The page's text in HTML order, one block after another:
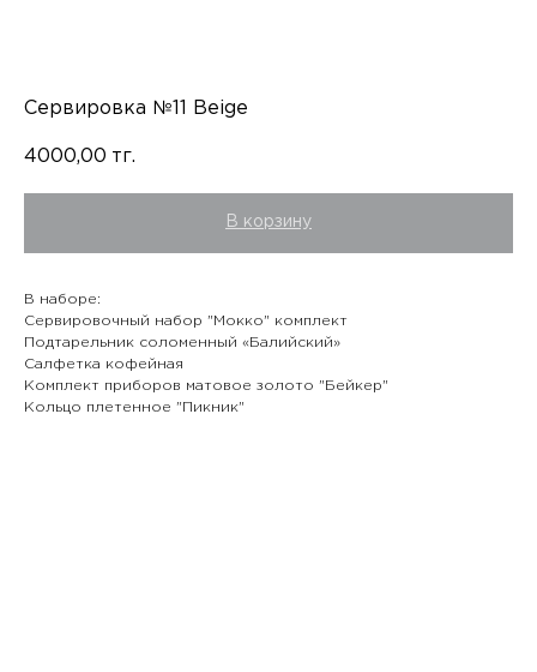
Сервировка №11 Beige
4000,00 тг.
В корзину
В наборе:
Сервировочный набор "Мокко" комплект
Подтарельник соломенный «Балийский»
Салфетка кофейная
Комплект приборов матовое золото "Бейкер"
Кольцо плетенное "Пикник"